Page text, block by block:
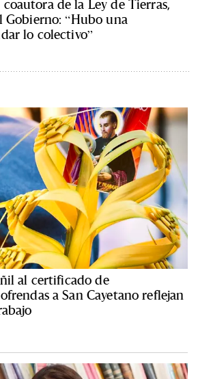
de la Ley de Tierras,
Gobierno: “Hubo una
lo colectivo”
al certificado de
a San Cayetano reflejan